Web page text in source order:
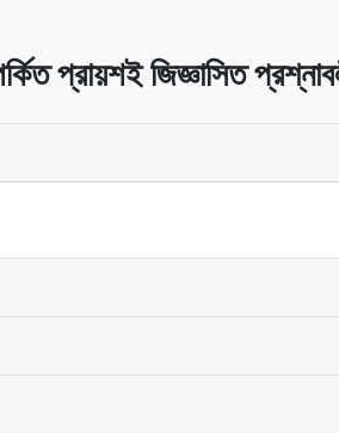
প্রায়শই জিজ্ঞাসিত